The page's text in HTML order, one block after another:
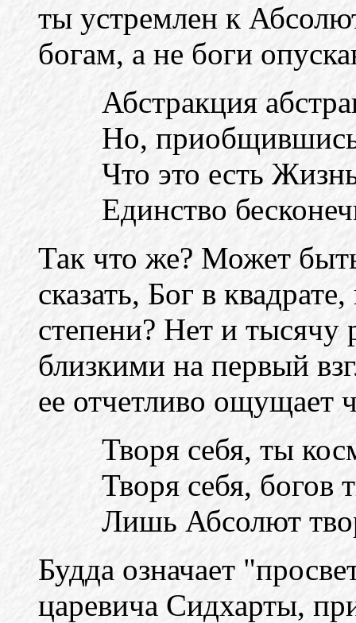
ты устремлен к
богам, а не боги
Абстракция
Но,
Что это есть
Единство
Так что же? Может
сказать, Бог в
степени? Нет и
близкими на первый
ее отчетливо ощущает
Творя себя, ты
Творя себя, богов
Лишь Абсолют
Будда означает
царевича Сидхарты,